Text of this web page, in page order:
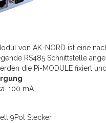
von AK-NORD ist eine
RS485 Schnittstelle
die Pi-MODULE fixiert
100 mA
9Pol Stecker